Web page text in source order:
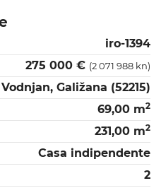
iro-1394
275 000 € (2 071 988 kn)
Vodnjan, Galižana (52215)
69,00 m2
231,00 m2
Casa indipendente
2